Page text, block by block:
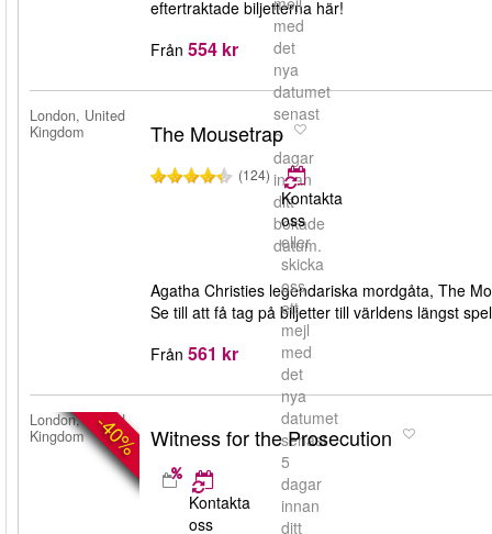
med
det
nya
datumet
senast
5
dagar
innan
ditt
bokade
datum.
eftertraktade biljetterna här!
Från 554 kr
London, United
Kingdom
The Mousetrap
(124)
Kontakta
oss
eller
skicka
oss
ett
mejl
med
det
nya
datumet
senast
5
dagar
innan
ditt
Agatha Christies legendariska mordgåta, The
Se till att få tag på biljetter till världens längst
Från 561 kr
-40%
London, United
Kingdom
Witness for the Prosecution
Kontakta
oss